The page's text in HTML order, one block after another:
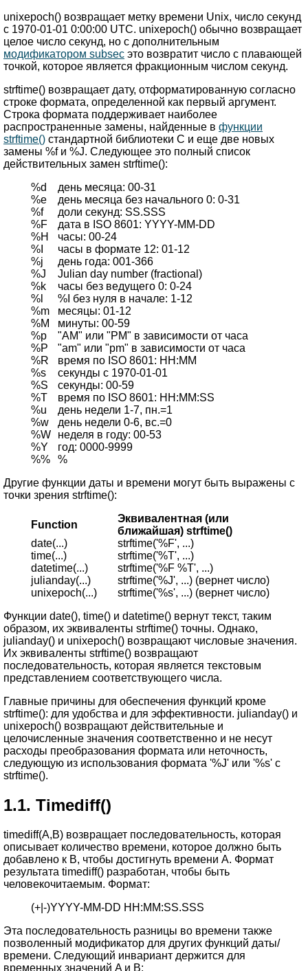
unixepoch() возвращает метку времени Unix, число секунд
с 1970-01-01 0:00:00 UTC. unixepoch() обычно возвращает
целое число секунд, но с дополнительным
модификатором subsec это возвратит число с плавающей
точкой, которое является фракционным числом секунд.
strftime() возвращает дату, отформатированную согласно
строке формата, определенной как первый аргумент.
Строка формата поддерживает наиболее
распространенные замены, найденные в функции
strftime() стандартной библиотеки C и еще две новых
замены %f и %J. Следующее это полный список
действительных замен strftime():
%d
день месяца: 00-31
%e
день месяца без начального 0: 0-31
%f
доли секунд: SS.SSS
%F
дата в ISO 8601: YYYY-MM-DD
%H
часы: 00-24
%I
часы в формате 12: 01-12
%j
день года: 001-366
%J
Julian day number (fractional)
%k
часы без ведущего 0: 0-24
%l
%I без нуля в начале: 1-12
%m
месяцы: 01-12
%M
минуты: 00-59
%p
"AM" или "PM" в зависимости от часа
%P
"am" или "pm" в зависимости от часа
%R
время по ISO 8601: HH:MM
%s
секунды с 1970-01-01
%S
секунды: 00-59
%T
время по ISO 8601: HH:MM:SS
%u
день недели 1-7, пн.=1
%w
день недели 0-6, вс.=0
%W
неделя в году: 00-53
%Y
год: 0000-9999
%%
%
Другие функции даты и времени могут быть выражены с
точки зрения strftime():
Function
Эквивалентная (или
ближайшая) strftime()
date(...)
strftime('%F', ...)
time(...)
strftime('%T', ...)
datetime(...)
strftime('%F %T', ...)
julianday(...)
strftime('%J', ...) (вернет число)
unixepoch(...)
strftime('%s', ...) (вернет число)
Функции date(), time() и datetime() вернут текст, таким
образом, их эквиваленты strftime() точны. Однако,
julianday() и unixepoch() возвращают числовые значения.
Их эквиваленты strftime() возвращают
последовательность, которая является текстовым
представлением соответствующего числа.
Главные причины для обеспечения функций кроме
strftime(): для удобства и для эффективности. julianday() и
unixepoch() возвращают действительные и
целочисленные значения соответственно и не несут
расходы преобразования формата или неточность,
следующую из использования формата '%J' или '%s' с
strftime().
1.1. Timediff()
timediff(A,B) возвращает последовательность, которая
описывает количество времени, которое должно быть
добавлено к B, чтобы достигнуть времени A. Формат
результата timediff() разработан, чтобы быть
человекочитаемым. Формат:
(+|-)YYYY-MM-DD HH:MM:SS.SSS
Эта последовательность разницы во времени также
позволенный модификатор для других функций даты/
времени. Следующий инвариант держится для
временных значений A и B: